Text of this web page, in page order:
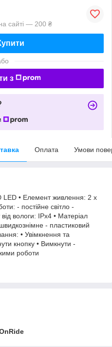
сайті — 200 ₴
з
Оплата Умови
LED • Елемент живлення: 2 х
- постійне світло -
вологи: IPx4 • Матеріал
- пластиковий
• Увімкнення та
кнопку • Вимкнути -
роботи